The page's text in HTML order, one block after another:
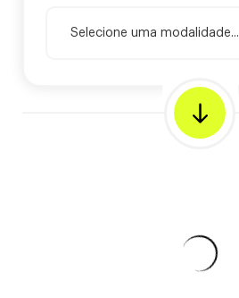
Selecione uma modalidade...